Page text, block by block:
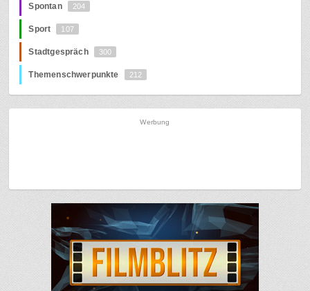
Spontan 204
Sport 107
Stadtgespräch 300
Themenschwerpunkte 212
Werbung